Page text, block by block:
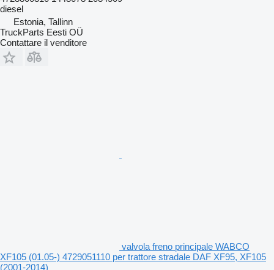
diesel
Estonia, Tallinn
TruckParts Eesti OÜ
Contattare il venditore
valvola freno principale WABCO
XF105 (01.05-) 4729051110 per trattore stradale DAF XF95, XF105
(2001-2014)